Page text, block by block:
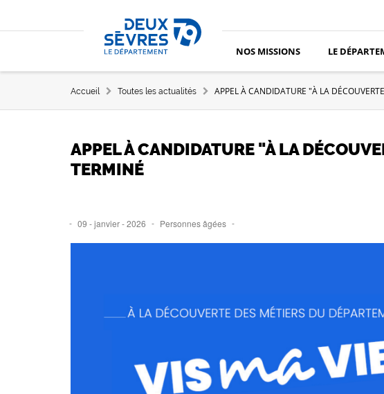
NOS MISSIONS LE
Accueil département des Deux-Sèvres
FIL D'ARIANE
Accueil Toutes les actualités APPEL À CANDIDATURE "À LA
APPEL À CANDIDATURE "À LA
TERMINÉ
09 - janvier - 2026 Personnes âgées